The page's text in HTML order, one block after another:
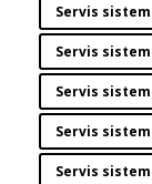
Servis
Servis
Servis
Servis
Servis